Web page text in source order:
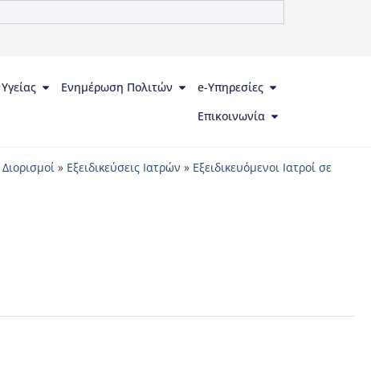
Ενημέρωση Πολιτών
e-Υπηρεσίες
Επικοινωνία
» Εξειδικεύσεις Ιατρών » Εξειδικευόμενοι Ιατροί σε